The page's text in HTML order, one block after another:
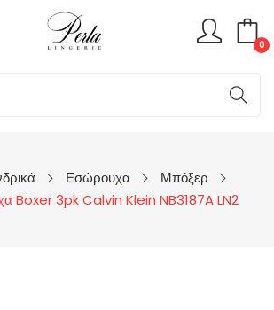
0
Εσώρουχα
Μπόξερ
Boxer 3pk Calvin Klein NB3187A LN2